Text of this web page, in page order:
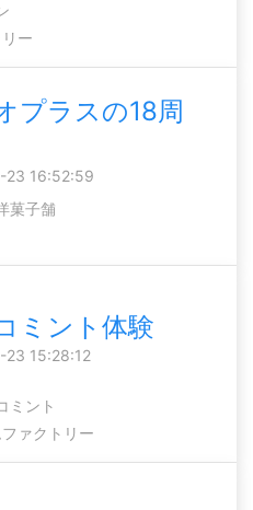
ー
プラスの18周
23 16:52:59
菓子舗
ミント体験
23 15:28:12
ミント
ァクトリー